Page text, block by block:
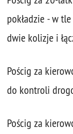
pokładzie - w
dwie kolizje i
Pościg za
do kontroli
Pościg za